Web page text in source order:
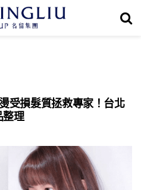
受損髮質拯救專家！台北
整理